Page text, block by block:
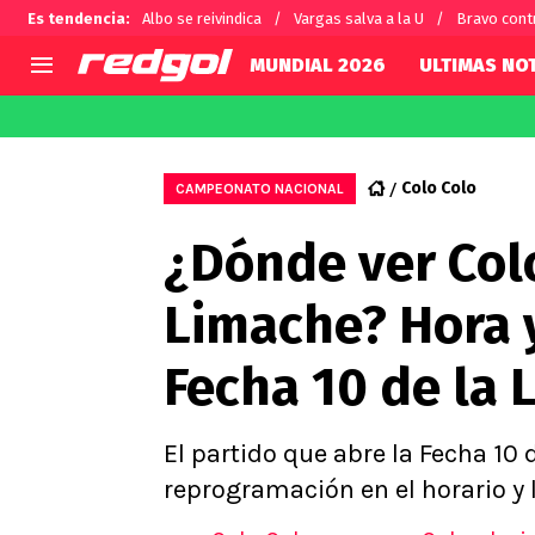
Es tendencia: Albo se reivindica Vargas salva a la U Bravo
Selección Chilena
U de Chile
U Católica
Campeonato Nacional
Primera B
Segunda División
Copa Chile
Supercopa Chile
Campeonato Femenino
Fútbol
Alexis
Carlos
MUNDIAL 2026 ULTIMAS
CAMPEONATO NACIONAL Colo Colo
¿Dónde ver
Limache?
Fecha 10 de la
El partido que abre la Fecha
reprogramación en el horario y